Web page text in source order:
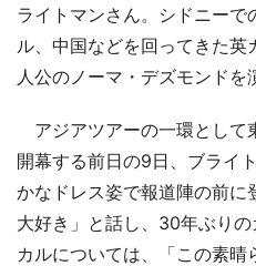
ライトマンさん。シドニー
ル、中国などを回ってきた
人公のノーマ・デズモンドを
アジアツアーの一環として
開幕する前日の9日、ブライ
かなドレス姿で報道陣の前
大好き」と話し、30年ぶり
カルについては、「この素